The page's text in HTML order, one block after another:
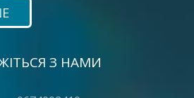
З НАМИ